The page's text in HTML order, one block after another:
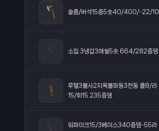
슬픔/버석15증5솟40/400/-22/10
소집 3냉갑3애쉴5솟 664/282증뎀
루탤3불사2지옥불파동3천둥 콜8/라
15/화15 235증뎀
워파이크15/3베이스340증뎀-55라